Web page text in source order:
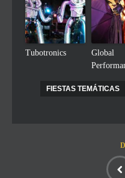
Tubotronics
Global
FIESTAS TEMÁTICAS